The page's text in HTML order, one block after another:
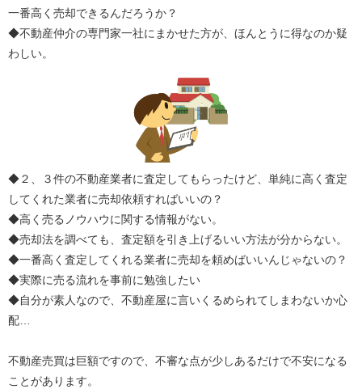
一番高く売却できるんだろうか？
◆不動産仲介の専門家一社にまかせた方が、ほんとうに得なのか疑
わしい。
◆２、３件の不動産業者に査定してもらったけど、単純に高く査定
してくれた業者に売却依頼すればいいの？
◆高く売るノウハウに関する情報がない。
◆売却法を調べても、査定額を引き上げるいい方法が分からない。
◆一番高く査定してくれる業者に売却を頼めばいいんじゃないの？
◆実際に売る流れを事前に勉強したい
◆自分が素人なので、不動産屋に言いくるめられてしまわないか心
配…
不動産売買は巨額ですので、不審な点が少しあるだけで不安になる
ことがあります。